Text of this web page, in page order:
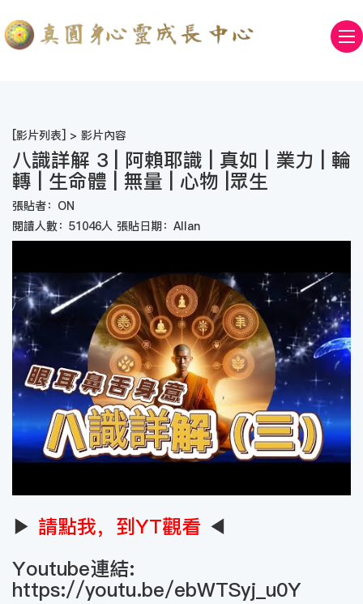
[影片列表] > 影片內容
八識詳解 3 | 阿賴耶識 | 真如 | 業力 | 輪
轉 | 生命體 | 無量 | 心物 |眾生
張貼者：ON
閱讀人數：51046人 張貼日期：Allan
▶ 請點我，到YT觀看 ◀
Youtube連結:
https://youtu.be/ebWTSyj_u0Y